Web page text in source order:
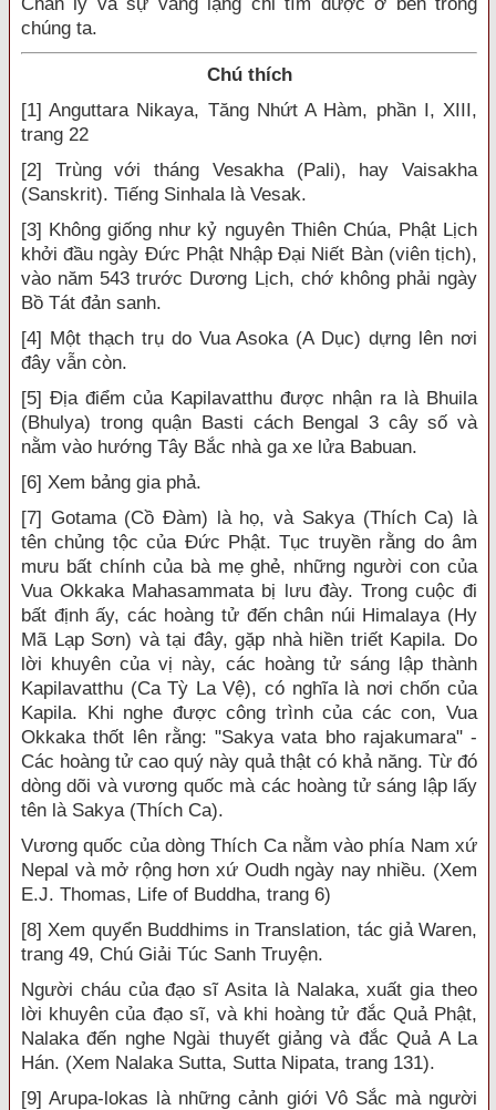
chúng ta.
Chú thích
[1] Anguttara Nikaya, Tăng Nhứt A Hàm, phần I, XIII,
trang 22
[2] Trùng với tháng Vesakha (Pali), hay Vaisakha
(Sanskrit). Tiếng Sinhala là Vesak.
[3] Không giống như kỷ nguyên Thiên Chúa, Phật Lịch
khởi đầu ngày Đức Phật Nhập Đại Niết Bàn (viên tịch),
vào năm 543 trước Dương Lịch, chớ không phải ngày
Bồ Tát đản sanh.
[4] Một thạch trụ do Vua Asoka (A Dục) dựng lên nơi
đây vẫn còn.
[5] Địa điểm của Kapilavatthu được nhận ra là Bhuila
(Bhulya) trong quận Basti cách Bengal 3 cây số và
nằm vào hướng Tây Bắc nhà ga xe lửa Babuan.
[6] Xem bảng gia phả.
[7] Gotama (Cồ Đàm) là họ, và Sakya (Thích Ca) là
tên chủng tộc của Đức Phật. Tục truyền rằng do âm
mưu bất chính của bà mẹ ghẻ, những người con của
Vua Okkaka Mahasammata bị lưu đày. Trong cuộc đi
bất định ấy, các hoàng tử đến chân núi Himalaya (Hy
Mã Lạp Sơn) và tại đây, gặp nhà hiền triết Kapila. Do
lời khuyên của vị này, các hoàng tử sáng lập thành
Kapilavatthu (Ca Tỳ La Vệ), có nghĩa là nơi chốn của
Kapila. Khi nghe được công trình của các con, Vua
Okkaka thốt lên rằng: "Sakya vata bho rajakumara" -
Các hoàng tử cao quý này quả thật có khả năng. Từ đó
dòng dõi và vương quốc mà các hoàng tử sáng lập lấy
tên là Sakya (Thích Ca).
Vương quốc của dòng Thích Ca nằm vào phía Nam xứ
Nepal và mở rộng hơn xứ Oudh ngày nay nhiều. (Xem
E.J. Thomas, Life of Buddha, trang 6)
[8] Xem quyển Buddhims in Translation, tác giả Waren,
trang 49, Chú Giải Túc Sanh Truyện.
Người cháu của đạo sĩ Asita là Nalaka, xuất gia theo
lời khuyên của đạo sĩ, và khi hoàng tử đắc Quả Phật,
Nalaka đến nghe Ngài thuyết giảng và đắc Quả A La
Hán. (Xem Nalaka Sutta, Sutta Nipata, trang 131).
[9] Arupa-lokas là những cảnh giới Vô Sắc mà người